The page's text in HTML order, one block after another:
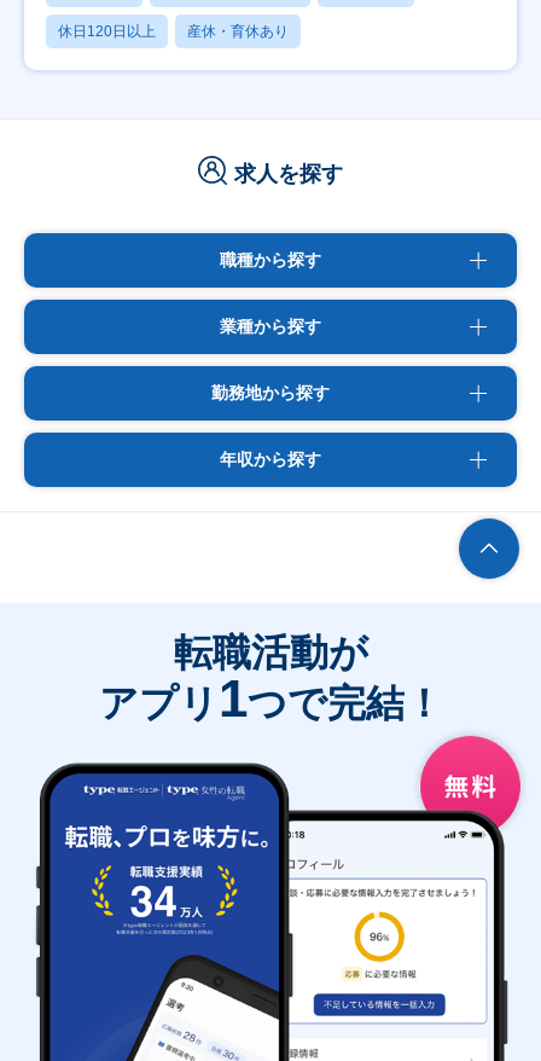
休日120日以上 産休・育休あり
求人を探す
職種から探す
業種から探す
勤務地から探す
年収から探す
転職活動が
アプリ 1つで完結！